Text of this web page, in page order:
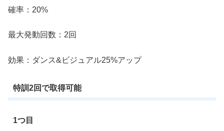
確率：20%
最大発動回数：2回
効果：ダンス&ビジュアル25%アップ
特訓2回で取得可能
1つ目